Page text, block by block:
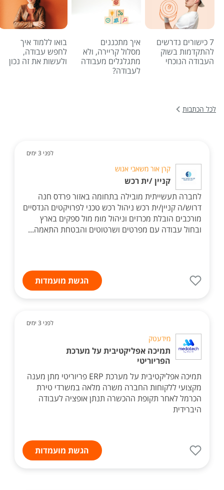
7 כישורים נדרשים
להתקדמות בשוק
העבודה הנוכחי
איך מתכננים
מסלול קריירה, ולא
מתגלגלים מעבודה
לעבודה?
בואו ללמוד איך
לחפש עבודה,
ולעשות את זה נכון
לכל הכתבות
לפני 3 ימים
קרן אור משאבי אנוש
קניין /ית רכש
לחברה תעשייתית מובילה בתחומה באזור פרדס חנה
דרוש/ה קניין/ית רכש ניהול רכש טכני לפרויקטים הנדסיים
מורכבים הובלת מכרזים וניהול מומ מול ספקים בארץ
ובחול עבודה עם מפרטים ושרטוטים והבטחת התאמה...
הגשת מועמדות
לפני 3 ימים
מידעטק
תמיכה אפליקטיבית על מערכת
הפריוריטי
תמיכה אפליקטיבית על מערכת ERP פריוריטי מתן מענה
מקצועי ללקוחות החברה משרה מלאה במשרדי טירת
הכרמל לאחר תקופת ההכשרה תנתן אופציה לעבודה
היברידית
הגשת מועמדות